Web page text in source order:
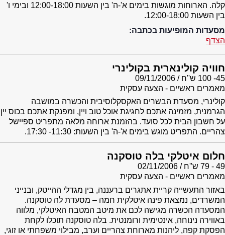
קלה. הארוחות מוגשות בימים א'-ה' בין השעות 12:00-18:00 ובימי ו'
בין השעות 12:00-18:00.
מסעדות המופיעות בכתבה:
הצדף
חוויה קולינארית בקולינרי
45- 100 ש''ח
09/11/2006
מאמרים ראשיים - הצעה עסקית
קולינרי, מסעדת הבשרים האקסקלוסיבית והכשרה במושבה
הגרמנית, מזמינה אתכם לחגיגת אוכל טוב ויין, ומפנקת אתכם בכוס יין
על חשבון הבית לכל סועד. בהזמנת ארוחה מלאה מתפריט ספיישל
צהריים. התפריט מוגש בימים א'-ה' בין השעות: 11:30- 17:30.
חלום איטלקי בלה טוסקנה
49 - 79 ש''ח
02/11/2006
מאמרים ראשיים - הצעה עסקית
באזור התעשייה קריית אתגרים ברעננה, בין מגדלי ההייטק, ובנייני
המשרדים, נמצאת פינה איטלקית חמה – מסעדת לה טוסקנה.
המסעדה הכשרה מגישה לכם את מיטב המטבח האיטלקי, מלווה
באווירה נינוחה, אינטימית ורומנטית. בלה טוסקנה תוכלו לקחת
הפסקת קפה, ליהנות מארוחת צהריים וערב, מבילוי משפחתי או זוגי,